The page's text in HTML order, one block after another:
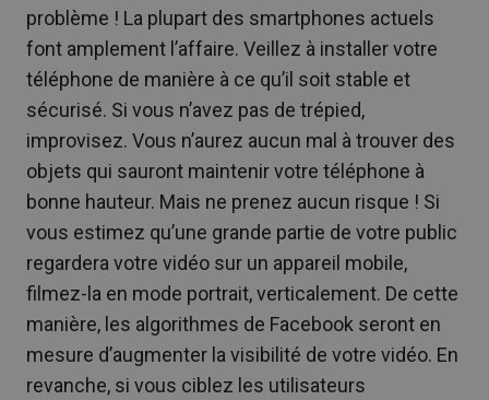
problème ! La plupart des smartphones actuels
font amplement l’affaire. Veillez à installer votre
téléphone de manière à ce qu’il soit stable et
sécurisé. Si vous n’avez pas de trépied,
improvisez. Vous n’aurez aucun mal à trouver des
objets qui sauront maintenir votre téléphone à
bonne hauteur. Mais ne prenez aucun risque ! Si
vous estimez qu’une grande partie de votre public
regardera votre vidéo sur un appareil mobile,
filmez-la en mode portrait, verticalement. De cette
manière, les algorithmes de Facebook seront en
mesure d’augmenter la visibilité de votre vidéo. En
revanche, si vous ciblez les utilisateurs